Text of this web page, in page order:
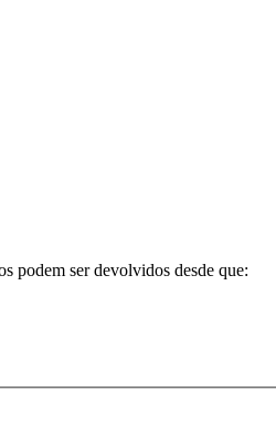
podem ser devolvidos desde que: